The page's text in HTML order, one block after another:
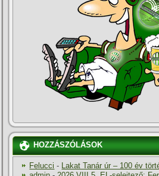
HOZZÁSZÓLÁSOK
Felucci - Lakat Tanár úr – 100 év